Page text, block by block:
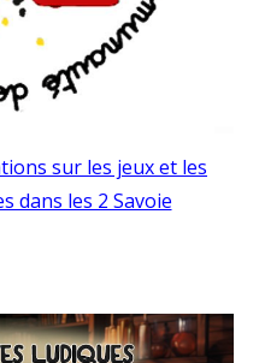
sur les jeux et les
dans les 2 Savoie